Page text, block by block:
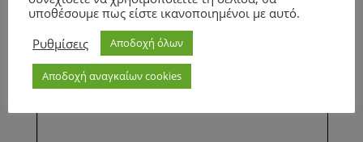
υποθέσουμε πως είστε ικανοποιημένοι με αυτό.
Ρυθμίσεις
Αποδοχή όλων
Αποδοχή αναγκαίων cookies